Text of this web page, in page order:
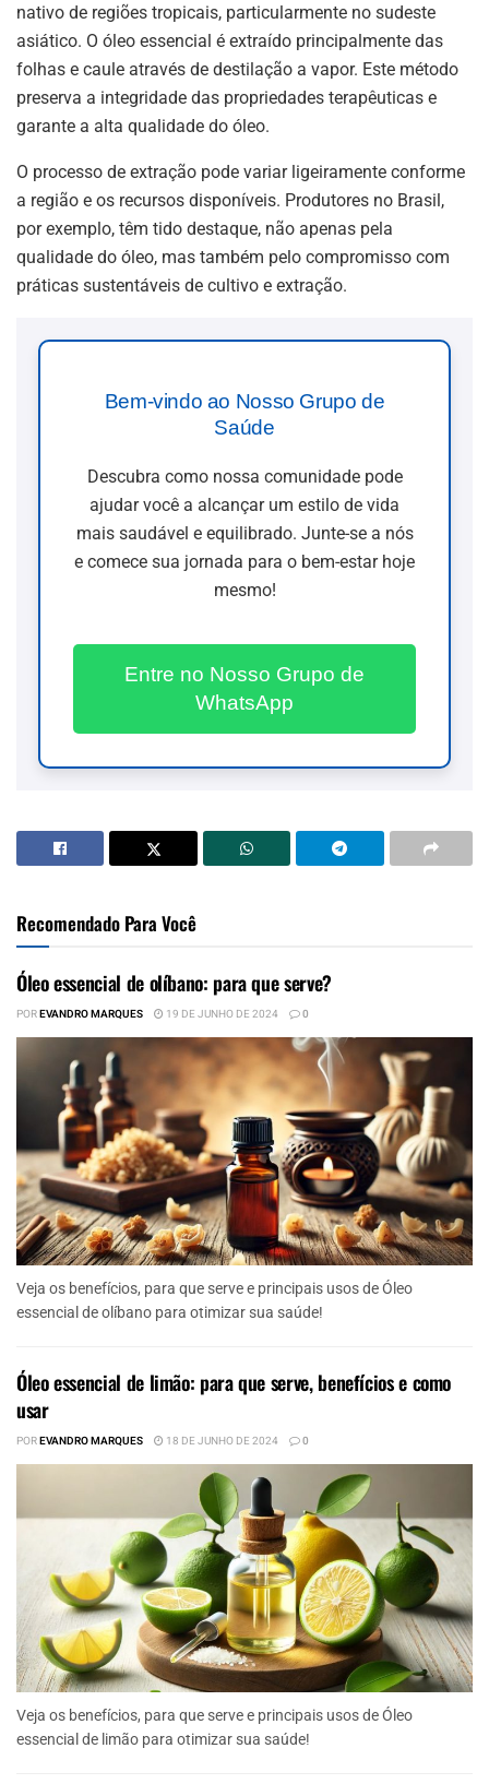
nativo de regiões tropicais, particularmente no sudeste
asiático. O óleo essencial é extraído principalmente das
folhas e caule através de destilação a vapor. Este método
preserva a integridade das propriedades terapêuticas e
garante a alta qualidade do óleo.
O processo de extração pode variar ligeiramente conforme
a região e os recursos disponíveis. Produtores no Brasil,
por exemplo, têm tido destaque, não apenas pela
qualidade do óleo, mas também pelo compromisso com
práticas sustentáveis de cultivo e extração.
Bem-vindo ao Nosso Grupo de
Saúde
Descubra como nossa comunidade pode
ajudar você a alcançar um estilo de vida
mais saudável e equilibrado. Junte-se a nós
e comece sua jornada para o bem-estar hoje
mesmo!
Entre no Nosso Grupo de
WhatsApp
Recomendado Para Você
Óleo essencial de olíbano: para que serve?
POREVANDRO MARQUES 19 DE JUNHO DE 2024 0
Veja os benefícios, para que serve e principais usos de Óleo
essencial de olíbano para otimizar sua saúde!
Óleo essencial de limão: para que serve, benefícios e como
usar
POREVANDRO MARQUES 18 DE JUNHO DE 2024 0
Veja os benefícios, para que serve e principais usos de Óleo
essencial de limão para otimizar sua saúde!